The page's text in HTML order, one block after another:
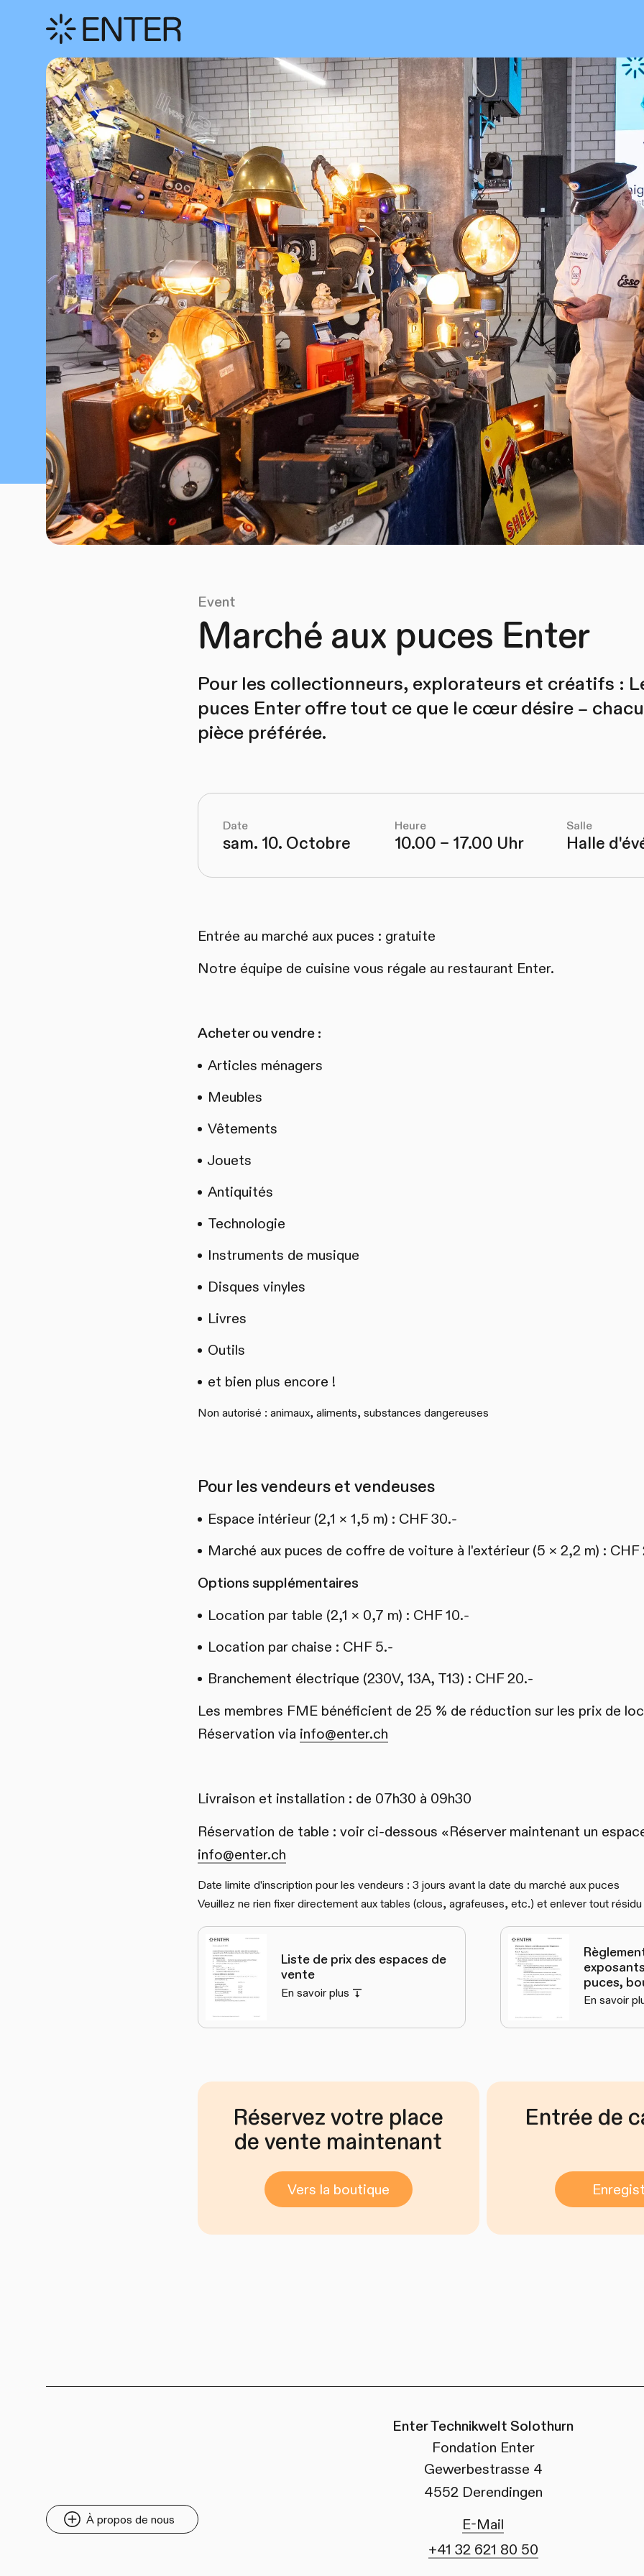
Event
Marché aux puces Enter
Pour les collectionneurs, explorateurs et créatifs :
puces Enter offre tout ce que le cœur désire –
pièce préférée.
Date
sam. 10. Octobre
Heure
10.00 – 17.00 Uhr
Salle
Halle
Entrée au marché aux puces : gratuite
Notre équipe de cuisine vous régale au restaurant Enter.
Acheter ou vendre :
Articles ménagers
Meubles
Vêtements
Jouets
Antiquités
Technologie
Instruments de musique
Disques vinyles
Livres
Outils
et bien plus encore !
Non autorisé : animaux, aliments, substances dangereuses
Pour les vendeurs et vendeuses
Espace intérieur (2,1 × 1,5 m) : CHF 30.-
Marché aux puces de coffre de voiture à l'extérieur (5 × 2,2 m) : CHF
Options supplémentaires
Location par table (2,1 × 0,7 m) : CHF 10.-
Location par chaise : CHF 5.-
Branchement électrique (230V, 13A, T13) : CHF 20.-
Les membres FME bénéficient de 25 % de réduction sur les prix de
Réservation via info@enter.ch
Livraison et installation : de 07h30 à 09h30
Réservation de table : voir ci-dessous «Réserver maintenant un
info@enter.ch
Date limite d'inscription pour les vendeurs : 3 jours avant la date du marché aux puces
Veuillez ne rien fixer directement aux tables (clous, agrafeuses, etc.) et enlever tout
Liste de prix des espaces de
vente
En savoir plus
puces,
En savoir
Réservez votre place
de vente maintenant
Vers la boutique
Entrée de
À propos de nous
Enter Technikwelt Solothurn
Fondation Enter
Gewerbestrasse 4
4552 Derendingen
E-Mail
+41 32 621 80 50